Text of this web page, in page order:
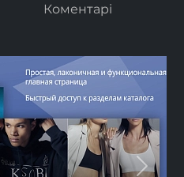
Коментарі